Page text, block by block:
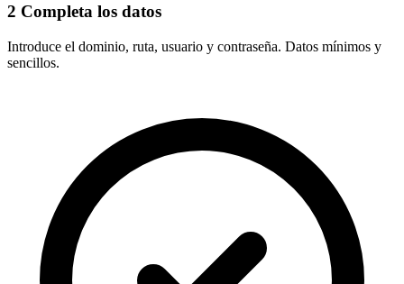
2 Completa los datos
Introduce el dominio, ruta, usuario y contraseña. Datos mínimos y
sencillos.